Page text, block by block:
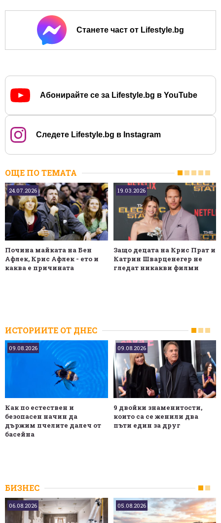
Станете част от Lifestyle.bg
Абонирайте се за Lifestyle.bg в YouTube
Следете Lifestyle.bg в Instagram
ОЩЕ ПО ТЕМАТА
24.07.2026
Почина майката на Бен
Афлек, Крис Афлек - ето и
каква е причината
19.03.2026
Защо децата на Крис Прат и
Катрин Шварценегер не
гледат никакви филми
ИСТОРИИТЕ ОТ ДНЕС
09.08.2026
Как по естествен и
безопасен начин да
държим пчелите далеч от
басейна
09.08.2026
9 двойки знаменитости,
които са се женили два
пъти един за друг
БИЗНЕС
06.08.2026 05.08.2026